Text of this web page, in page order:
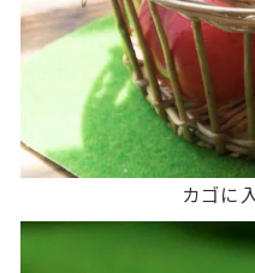
カゴに